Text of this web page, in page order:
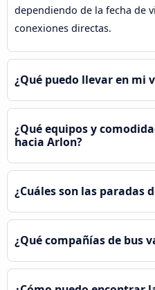
dependiendo de la fecha de
conexiones directas.
¿Qué puedo llevar en mi
¿Qué equipos y
hacia Arlon?
¿Cuáles son las paradas
¿Qué compañías de bus